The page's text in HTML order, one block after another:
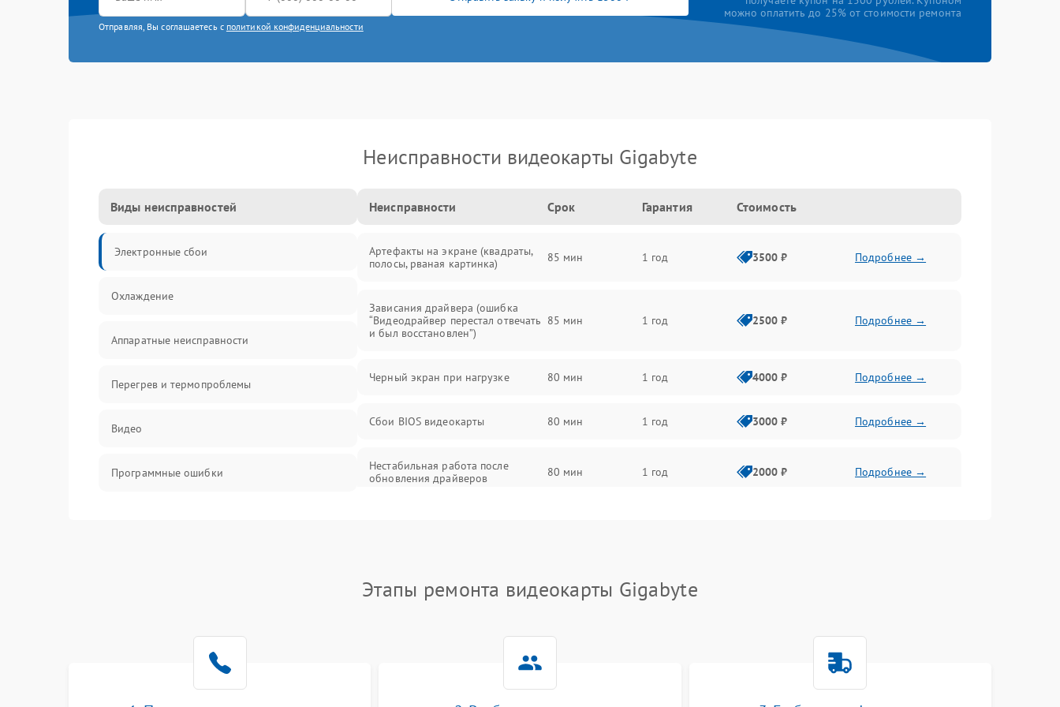
Отправляя, Вы соглашаетесь с политикой конфиденциальности
можно оплатить до 25% от стоимости ремонта
Неисправности видеокарты Gigabyte
Виды неисправностей
Электронные сбои
Охлаждение
Аппаратные неисправности
Перегрев и термопроблемы
Видео
Программные ошибки
Неисправности Срок Гарантия Стоимость
Артефакты на экране (квадраты,
полосы, рваная картинка)
85 мин 1 год 3500 ₽ Подробнее →
Зависания драйвера (ошибка
“Видеодрайвер перестал отвечать
и был восстановлен”)
85 мин 1 год 2500 ₽ Подробнее →
Черный экран при нагрузке 80 мин 1 год 4000 ₽ Подробнее →
Сбои BIOS видеокарты 80 мин 1 год 3000 ₽ Подробнее →
Нестабильная работа после
обновления драйверов
80 мин 1 год 2000 ₽ Подробнее →
Этапы ремонта видеокарты Gigabyte